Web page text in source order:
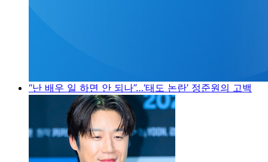
“난 배우 일 하면 안 되나”…‘태도 논란’ 정준원의 고백